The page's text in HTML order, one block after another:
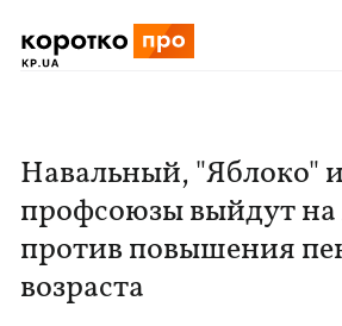
Навальный, "Яблоко" и
профсоюзы выйдут
против повышения
возраста